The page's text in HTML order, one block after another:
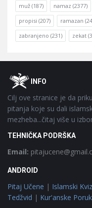
muž (187) namaz (2377)
propisi (207) ramazan
zabranjeno (231) zekat
FooterOINFO
Cilj ove stranice je da
pitanja koje su dali
mezheba...čitaj više u
TEHNIČKA PODRŠKA
Email:
ANDROID
Pitaj Učene | Islamski Kviz
Tedžvid | Kur'anske